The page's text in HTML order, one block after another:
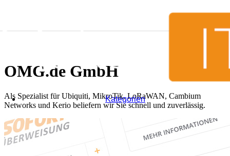
Kategorien
OMG.de GmbH
Als Spezialist für Ubiquiti, MikroTik, LoRaWAN, Cambium
Networks und Kerio beliefern wir Sie schnell und zuverlässig.